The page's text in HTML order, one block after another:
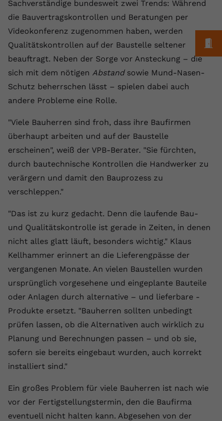
Sachverständige bundesweit zwei Trends: Während
die Bauvertragskontrollen und Beratungen per
Videokonferenz zugenommen haben, werden
Qualitätskontrollen auf der Baustelle seltener
beauftragt. Neben der Sorge vor Ansteckung – die
sich mit dem nötigen Abstandsowie Mund-Nasen-
Schutz beherrschen lässt – spielen dabei auch
andere Probleme eine Rolle.
"Viele Bauherren sind froh, dass ihre Baufirmen
überhaupt arbeiten und auf der Baustelle
erscheinen", weiß der VPB-Berater. "Sie fürchten,
durch bautechnische Kontrollen die Handwerker zu
verärgern und damit den Bauprozess zu
verschleppen."
"Das ist zu kurz gedacht. Denn die laufende Bau-
und Qualitätskontrolle ist gerade in Zeiten, in denen
nicht alles glatt läuft, besonders wichtig." Klaus
Kellhammer erinnert an die Lieferengpässe der
vergangenen Monate. An vielen Baustellen wurden
ursprünglich vorgesehene und eingeplante Bauteile
oder Anlagen durch alternative – und lieferbare -
Produkte ersetzt. "Bauherren sollten unbedingt
prüfen lassen, ob die Alternativen auch wirklich zu
Planung und Berechnungen passen – und ob sie,
sofern sie bereits eingebaut wurden, auch korrekt
installiert sind."
Ein großes Problem für viele Bauherren ist nach wie
vor der Fertigstellungstermin, den die Baufirma
eventuell nicht halten kann. Abgesehen von der
Laufzeit 1 Jahr
Zweck
Dieser Wert speichert Ihre Consent-
Einstellungen. Unter anderem eine
zufällig generierte ID, für die
historische Speicherung Ihrer
Webseiten-Betreiber dies eingestellt
hat.
Name fe_typo_user
Anbieter
Laufzeit Session
Zweck
Dieses Cookie wird verwendet, um die
Zweck
wiederzuerkennen und statistische
Informationen zur Nutzung der
Website zu erfassen.
Name _gcl au
Laufzeit 90 Tage
Zweck
Conversion-Tracking verwendet, um
Werbeklicks der Nutzung auf unserer
Website zuzuordnen.
Cookie-Informationen anzeigen
Externe Inhalte
Wir verwenden auf unserer Website externe Inhalte,
Name vuid
Zweck
Vimeo installiert dieses Cookie, um
Tracking-Informationen zu sammeln,
indem es eine eindeutige ID zum
setzt.
Name CONSENT
youtube.com
Laufzeit 2 Jahre
Zweck
eingebettete YouTube-Videos und
registriert anonyme statistische Daten.
Anbieter Youtube.com
Zweck
Videopräferenzen des Benutzers zu
speichern, der eingebettete YouTube-
Cookie-Informationen anzeigen